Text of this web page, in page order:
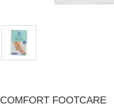
COMFORT FOOTCARE